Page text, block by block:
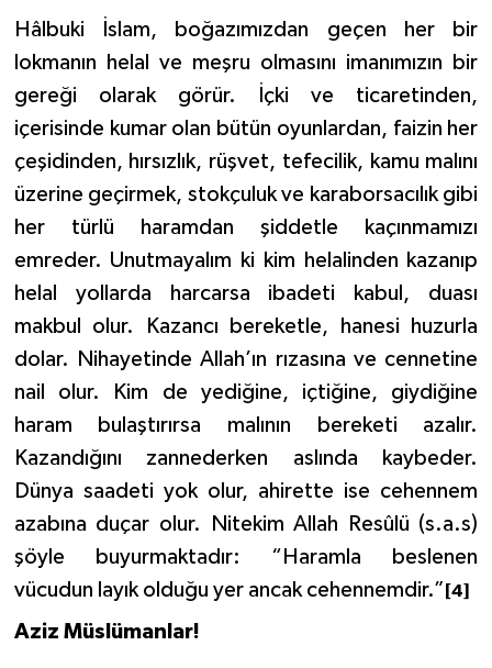
Hâlbuki İslam, boğazımızdan geçen her bir
lokmanın helal ve meşru olmasını imanımızın bir
gereği olarak görür. İçki ve ticaretinden,
içerisinde kumar olan bütün oyunlardan, faizin her
çeşidinden, hırsızlık, rüşvet, tefecilik, kamu malını
üzerine geçirmek, stokçuluk ve karaborsacılık gibi
her türlü haramdan şiddetle kaçınmamızı
emreder. Unutmayalım ki kim helalinden kazanıp
helal yollarda harcarsa ibadeti kabul, duası
makbul olur. Kazancı bereketle, hanesi huzurla
dolar. Nihayetinde Allah’ın rızasına ve cennetine
nail olur. Kim de yediğine, içtiğine, giydiğine
haram bulaştırırsa malının bereketi azalır.
Kazandığını zannederken aslında kaybeder.
Dünya saadeti yok olur, ahirette ise cehennem
azabına duçar olur. Nitekim Allah Resûlü (s.a.s)
şöyle buyurmaktadır: “Haramla beslenen
vücudun layık olduğu yer ancak cehennemdir.” [4]
Aziz Müslümanlar!
Kocaeli Müftülüğü
Konya Müftülüğü
Kütahya Müftülüğü
Malatya Müftülüğü
Manisa Müftülüğü
Mardin Müftülüğü
Mersin Müftülüğü
Muğla Müftülüğü
Nevşehir Müftülüğü
Niğde Müftülüğü
Ordu Müftülüğü